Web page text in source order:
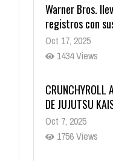
Warner Bros.
registros con
Oct 17, 2025
1434 Views
CRUNCHYROLL
DE JUJUTSU
Oct 7, 2025
1756 Views